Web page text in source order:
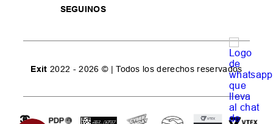
SEGUINOS
Exit 2022 - 2026 © | Todos los derechos reservados